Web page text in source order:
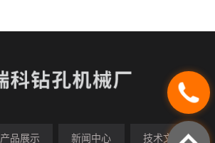
产品展示 新闻中心 技术文章